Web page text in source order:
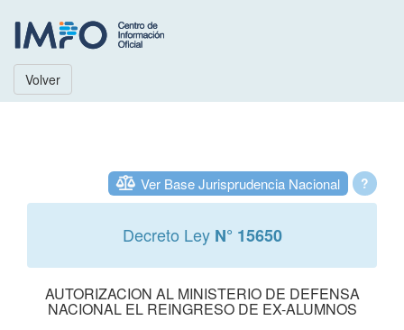
Volver
?
Ver Base Jurisprudencia Nacional
Decreto Ley N° 15650
AUTORIZACION AL MINISTERIO DE DEFENSA
NACIONAL EL REINGRESO DE EX-ALUMNOS